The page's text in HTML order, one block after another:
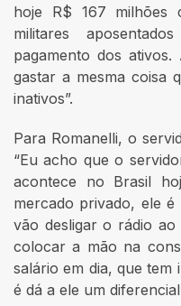
hoje R$ 167 milhões
militares
pagamento dos
gastar a mesma coisa
inativos”.
Para Romanelli, o
“Eu acho que o
acontece no Brasil
mercado privado, ele é
vão desligar o rádio
colocar a mão na
salário em dia, que tem
é dá a ele um